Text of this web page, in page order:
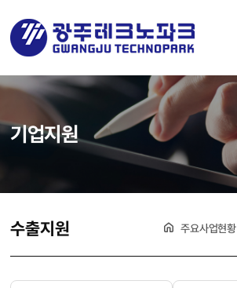
기업지원
수출지원 주요사업현황